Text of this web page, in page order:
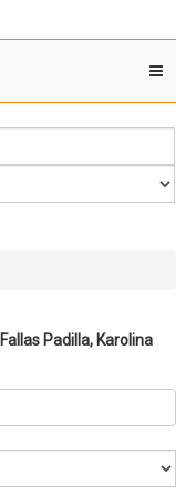
Fallas Padilla, Karolina